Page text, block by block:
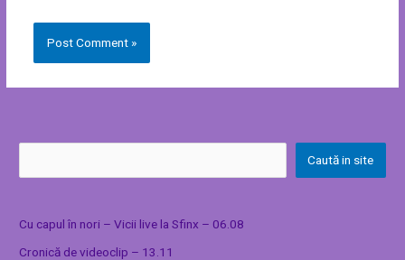
Caută in site
Cu capul în nori – Vicii live la Sfinx – 06.08
Cronică de videoclip – 13.11